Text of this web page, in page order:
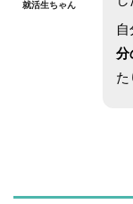
就活生ちゃん
分
た